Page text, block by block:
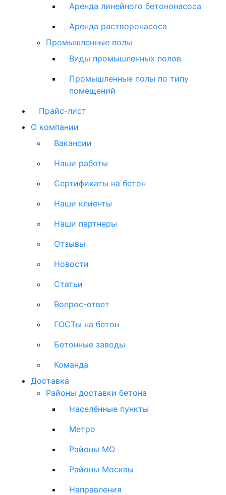
Аренда линейного бетононасоса
Аренда растворонасоса
Промышленные полы
Виды промышленных полов
Промышленные полы по типу
помещений
Прайс-лист
О компании
Вакансии
Наши работы
Сертификаты на бетон
Наши клиенты
Наши партнеры
Отзывы
Новости
Статьи
Вопрос-ответ
ГОСТы на бетон
Бетонные заводы
Команда
Доставка
Районы доставки бетона
Населённые пункты
Метро
Районы МО
Районы Москвы
Направления